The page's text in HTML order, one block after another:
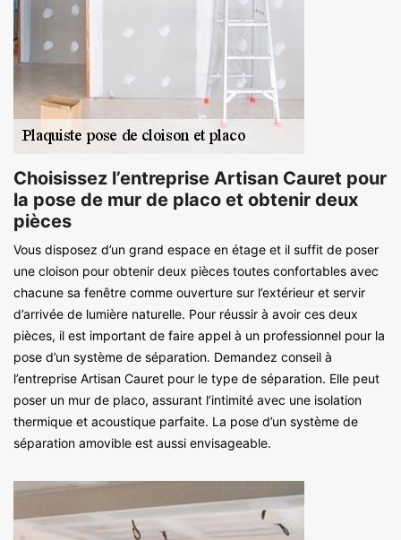
Choisissez l’entreprise Artisan Cauret pour
la pose de mur de placo et obtenir deux
pièces
Vous disposez d’un grand espace en étage et il suffit de poser
une cloison pour obtenir deux pièces toutes confortables avec
chacune sa fenêtre comme ouverture sur l’extérieur et servir
d’arrivée de lumière naturelle. Pour réussir à avoir ces deux
pièces, il est important de faire appel à un professionnel pour la
pose d’un système de séparation. Demandez conseil à
l’entreprise Artisan Cauret pour le type de séparation. Elle peut
poser un mur de placo, assurant l’intimité avec une isolation
thermique et acoustique parfaite. La pose d’un système de
séparation amovible est aussi envisageable.